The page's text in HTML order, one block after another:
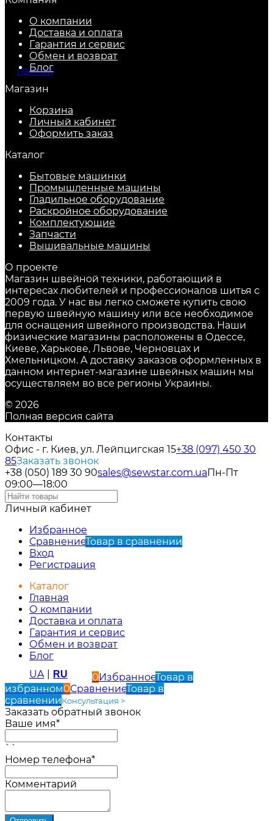
О компании
Доставка и оплата
Гарантия и сервис
Обмен и возврат
Блог
Магазин
Корзина
Личный кабинет
Оформить заказ
Каталог
Бытовые машинки
Промышленные машины
Гладильное оборудование
Раскройное оборудование
Комплектующие
Запчасти
Вышивальные машины
О проекте
Магазин швейной техники, работающий в
интересах любителей и профессионалов шитья с
2009 года. У нас вы легко сможете купить свою
первую швейную машину или все необходимое
для оснащения швейного производства. Наши
физические магазины расположены в Одессе,
Киеве, Харькове, Львове, Черновцах и
Хмельницком. А доставку заказов оформленных в
данном интернет-магазине швейных машин мы
осуществляем во все регионы Украины.
© 2026
Полная версия сайта
Контакты
Офис - г. Киев, ул. Лейпцигская 15+38 (097) 450 30
85Заказать звонок
+38 (050) 189 30 90sales@sewstar.com.ua Пн-Пт
09:00—18:00
Личный кабинет
Избранное
СравнениеТовар в сравнении
Вход
Регистрация
Каталог
Главная
О компании
Доставка и оплата
Гарантия и сервис
Обмен и возврат
Блог
UA
RU 0 ИзбранноеТовар в
избранном0СравнениеТовар в
сравненииКонсультация >
Заказать обратный звонок
Ваше имя*
``
Номер телефона*
Комментарий